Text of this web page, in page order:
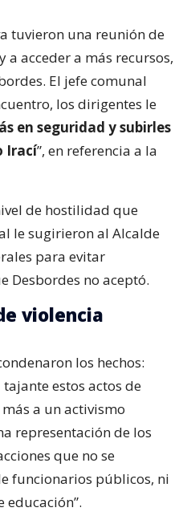
tuvieron una reunión de
a acceder a más recursos,
El jefe comunal
los dirigentes le
en seguridad y subirles
Irací”, en referencia a la
de hostilidad que
le sugirieron al Alcalde
para evitar
Desbordes no aceptó.
violencia
los hechos:
estos actos de
a un activismo
representación de los
que no se
funcionarios públicos, ni
educación”.